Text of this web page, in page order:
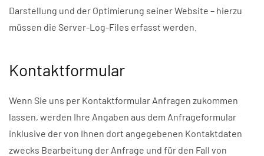
Darstellung und der Optimierung seiner Website – hierzu
müssen die Server-Log-Files erfasst werden.
Kontaktformular
Wenn Sie uns per Kontaktformular Anfragen zukommen
lassen, werden Ihre Angaben aus dem Anfrageformular
inklusive der von Ihnen dort angegebenen Kontaktdaten
zwecks Bearbeitung der Anfrage und für den Fall von